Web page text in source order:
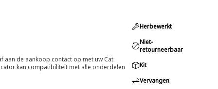
aan de aankoop contact op met uw Cat
kan compatibiliteit met alle onderdelen
Herbewerkt
Niet-
retourneerbaar
Kit
Vervangen